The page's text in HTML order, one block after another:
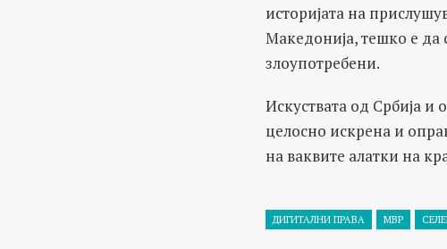
историјата на
Македонија, тешко е да
злоупотребени.
Искуствата од Србија и
целосно искрена и
на ваквите алатки на
ДИГИТАЛНИ ПРАВА МВР